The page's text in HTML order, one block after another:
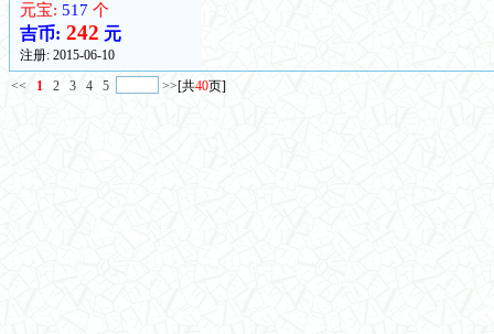
元宝: 517 个
吉币: 242 元
注册: 2015-06-10
<< 1 2 3 4 5 >>[共40页]